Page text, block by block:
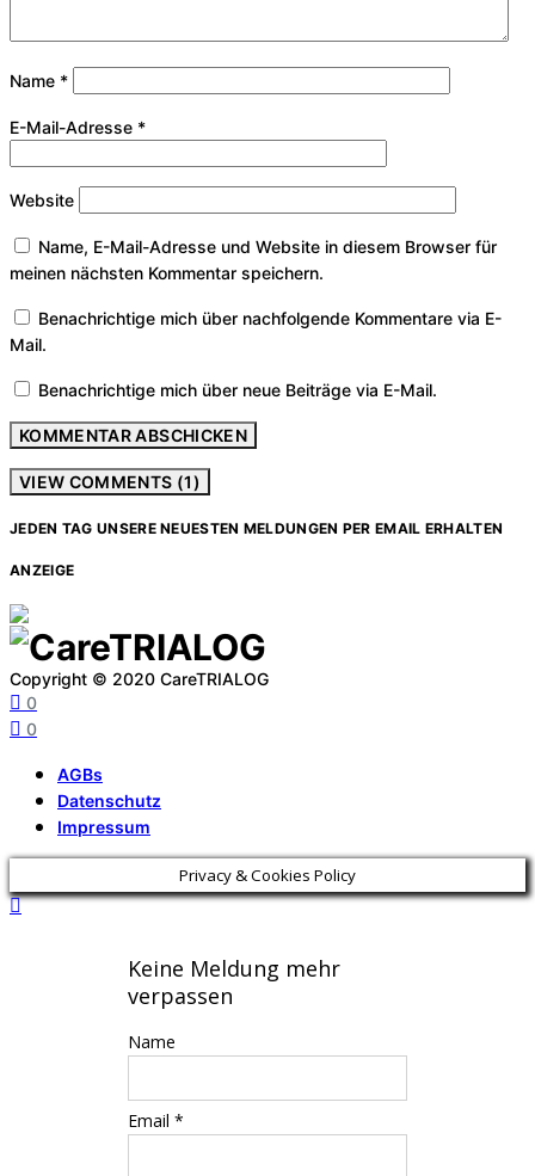
Name *
E-Mail-Adresse *
Website
Name, E-Mail-Adresse und Website in diesem Browser für
meinen nächsten Kommentar speichern.
Benachrichtige mich über nachfolgende Kommentare via E-
Mail.
Benachrichtige mich über neue Beiträge via E-Mail.
VIEW COMMENTS (1)
JEDEN TAG UNSERE NEUESTEN MELDUNGEN PER EMAIL ERHALTEN
ANZEIGE
Copyright © 2020 CareTRIALOG
0
0
AGBs
Datenschutz
Impressum
Privacy & Cookies Policy
Keine Meldung mehr
verpassen
Name
Email *